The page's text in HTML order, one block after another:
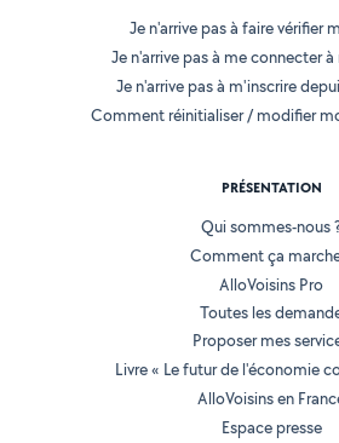
Je n'arrive pas à faire vérifier
Je n'arrive pas à me connecter
Je n'arrive pas à m'inscrire
Comment réinitialiser / modifier
PRÉSENTATION
Qui sommes-nous
Comment ça
AlloVoisins Pro
Toutes les
Proposer mes
Livre « Le futur de l'économie
AlloVoisins en
Espace presse